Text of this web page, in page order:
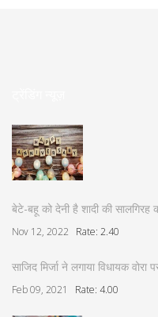
बेटे-बहू को देनी है शादी की सालगिरह
Nov 12, 2022 Rate: 2.40
साजिद मिर्जा ने लगाया विधायक वोरा
Feb 09, 2021 Rate: 4.00